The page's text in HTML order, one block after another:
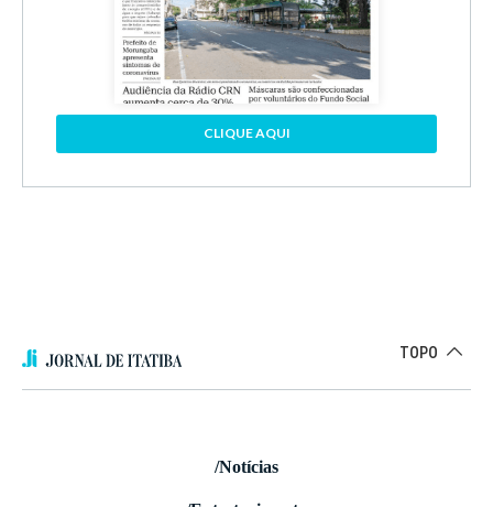
CLIQUE AQUI
TOPO
/Notícias